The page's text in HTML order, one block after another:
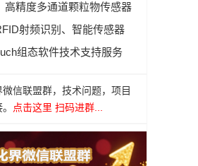
高精度多通道颗粒物传感器
射频识别、智能传感器
组态软件技术支持服务
信联盟群，技术问题，项目
点击这里 扫码进群...